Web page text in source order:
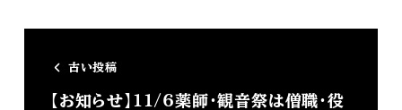
古い投稿
【お知らせ】11/6薬師・観音祭は僧職・役